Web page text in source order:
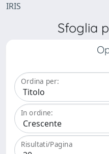
IRIS
Sfoglia
Ordina per:
In ordine:
Risultati/Pagina